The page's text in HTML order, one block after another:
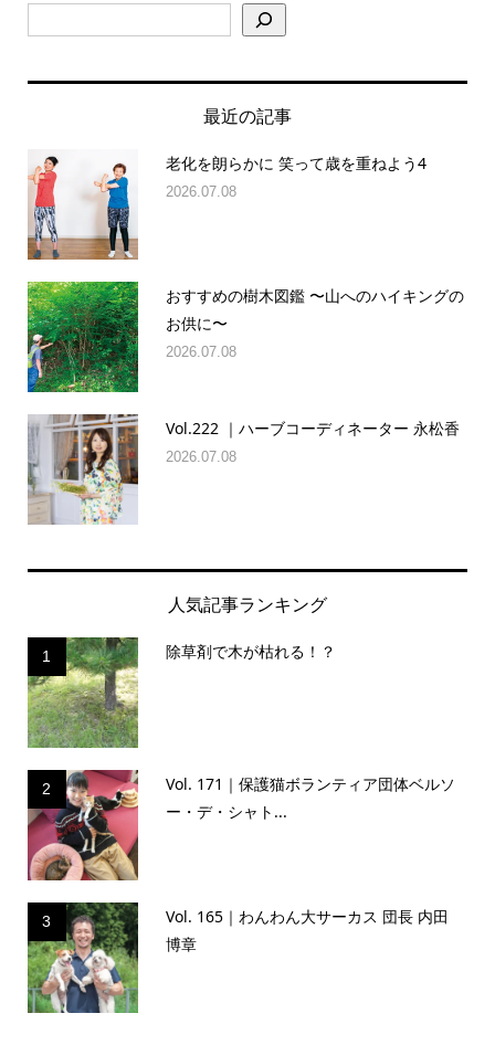
最近の記事
老化を朗らかに 笑って歳を重ねよう4
2026.07.08
おすすめの樹木図鑑 〜山へのハイキングの
お供に〜
2026.07.08
Vol.222 ｜ハーブコーディネーター 永松香
2026.07.08
人気記事ランキング
1 除草剤で木が枯れる！？
2
Vol. 171｜保護猫ボランティア団体ベルソ
ー・デ・シャト...
3
Vol. 165｜わんわん大サーカス 団長 内田
博章